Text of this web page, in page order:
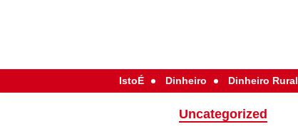
IstoÉ Dinheiro Dinheiro Rural
Uncategorized